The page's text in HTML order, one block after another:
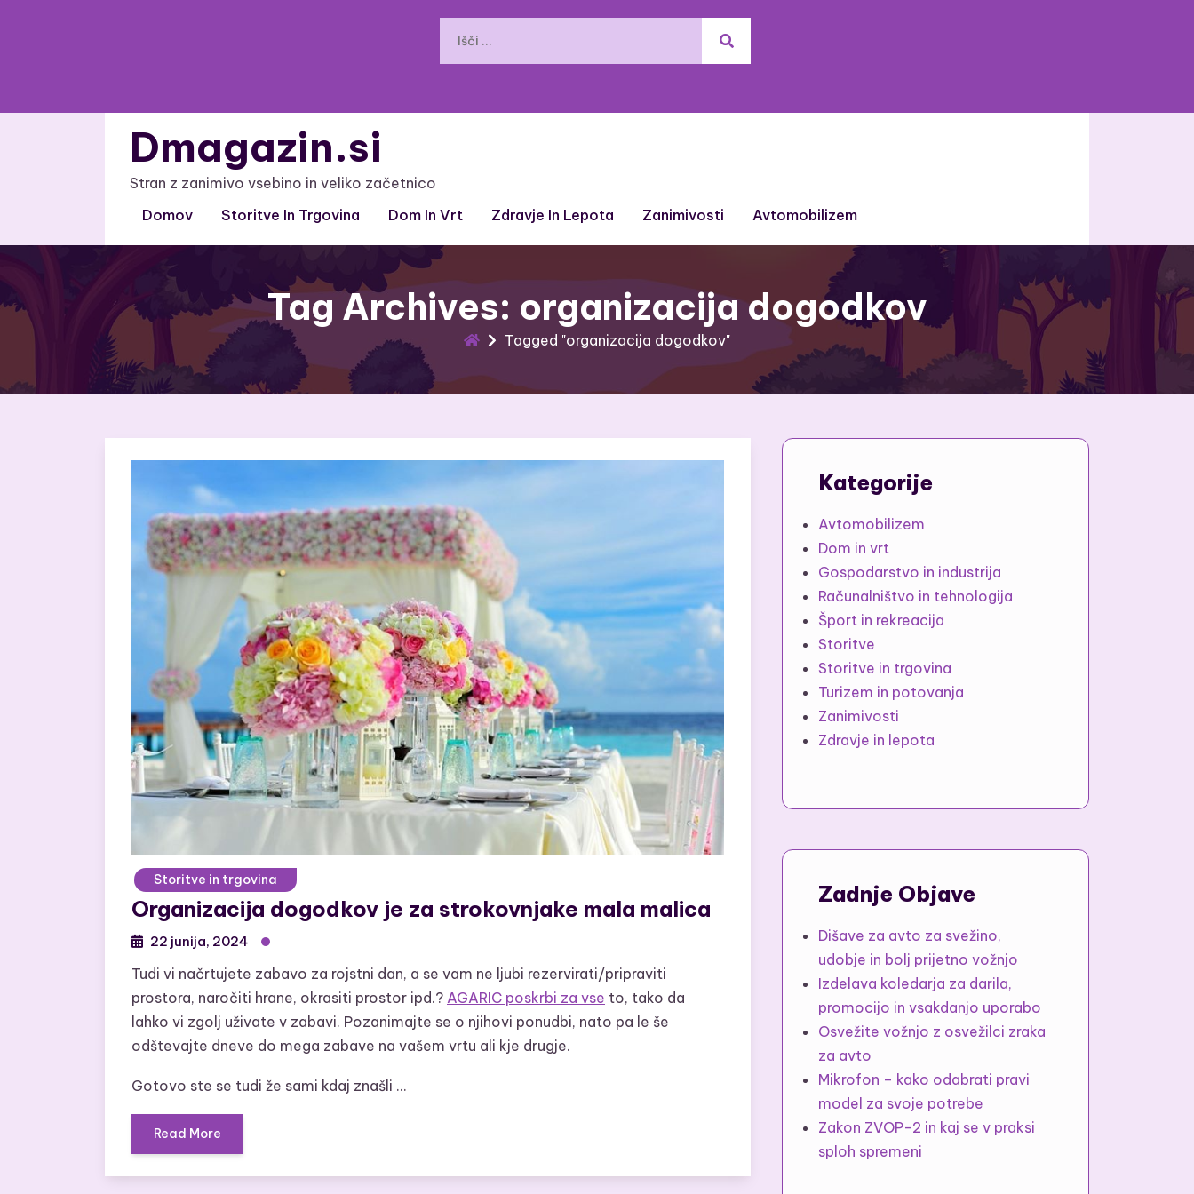
Dmagazin.si
Stran z zanimivo vsebino in veliko začetnico
Domov
Storitve In Trgovina Dom In Vrt Zdravje In Lepota Zanimivosti Avtomobilizem
Tag Archives: organizacija dogodkov
Tagged "organizacija dogodkov"
Storitve in trgovina
Organizacija dogodkov je za strokovnjake mala malica
22 junija, 2024
Tudi vi načrtujete zabavo za rojstni dan, a se vam ne ljubi rezervirati/pripraviti
prostora, naročiti hrane, okrasiti prostor ipd.? AGARIC poskrbi za vse to, tako da
lahko vi zgolj uživate v zabavi. Pozanimajte se o njihovi ponudbi, nato pa le še
odštevajte dneve do mega zabave na vašem vrtu ali kje drugje.
Gotovo ste se tudi že sami kdaj znašli …
Read More
Kategorije
Avtomobilizem
Dom in vrt
Gospodarstvo in industrija
Računalništvo in tehnologija
Šport in rekreacija
Storitve
Storitve in trgovina
Turizem in potovanja
Zanimivosti
Zdravje in lepota
Zadnje Objave
Dišave za avto za svežino,
udobje in bolj prijetno vožnjo
Izdelava koledarja za darila,
promocijo in vsakdanjo uporabo
Osvežite vožnjo z osvežilci zraka
za avto
Mikrofon – kako odabrati pravi
model za svoje potrebe
Zakon ZVOP-2 in kaj se v praksi
sploh spremeni